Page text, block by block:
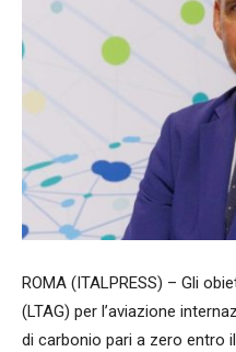
ROMA (ITALPRESS) – Gli
(LTAG) per l’aviazione
di carbonio pari a zero entro